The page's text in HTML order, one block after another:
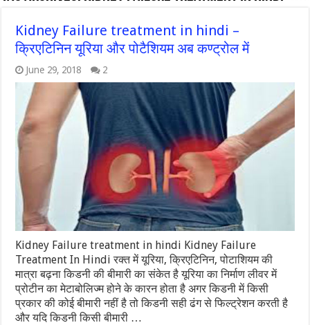
Kidney Failure treatment in hindi –
क्रिएटिनिन यूरिया और पोटैशियम अब कण्ट्रोल में
June 29, 2018 2
Kidney Failure treatment in hindi Kidney Failure
Treatment In Hindi रक्त में यूरिया, क्रिएटिनिन, पोटाशियम की
मात्रा बढ़ना किडनी की बीमारी का संकेत है यूरिया का निर्माण लीवर में
प्रोटीन का मेटाबोलिज्म होने के कारन होता है अगर किडनी में किसी
प्रकार की कोई बीमारी नहीं है तो किडनी सही ढंग से फिल्ट्रेशन करती है
और यदि किडनी किसी बीमारी …